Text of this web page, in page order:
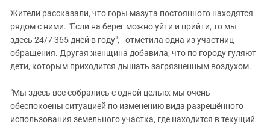
Жители рассказали, что горы мазута постоянного находятся
рядом с ними. "Если на берег можно уйти и прийти, то мы
здесь 24/7 365 дней в году", - отметила одна из участниц
обращения. Другая женщина добавила, что по городу гуляют
дети, которым приходится дышать загрязненным воздухом.
"Мы здесь все собрались с одной целью: мы очень
обеспокоены ситуацией по изменению вида разрешённого
использования земельного участка, где находится в текущий